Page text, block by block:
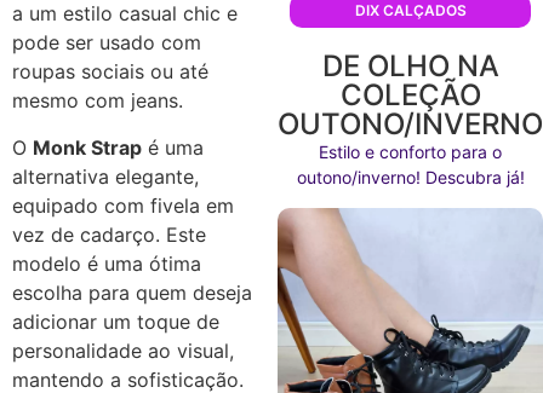
a um estilo casual chic e
pode ser usado com
roupas sociais ou até
mesmo com jeans.
O Monk Strap é uma
alternativa elegante,
equipado com fivela em
vez de cadarço. Este
modelo é uma ótima
escolha para quem deseja
adicionar um toque de
personalidade ao visual,
mantendo a sofisticação.
DIX CALÇADOS
DE OLHO NA
COLEÇÃO
OUTONO/INVERNO
Estilo e conforto para o
outono/inverno! Descubra já!